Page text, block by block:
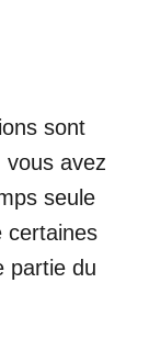
sont
vous avez
seule
certaines
partie du